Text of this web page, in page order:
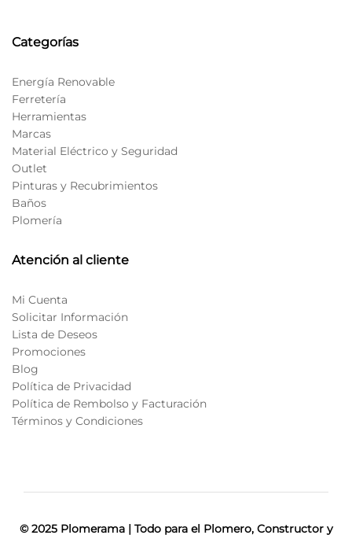
Categorías
Energía Renovable
Ferretería
Herramientas
Marcas
Material Eléctrico y Seguridad
Outlet
Pinturas y Recubrimientos
Baños
Plomería
Atención al cliente
Mi Cuenta
Solicitar Información
Lista de Deseos
Promociones
Blog
Política de Privacidad
Política de Rembolso y Facturación
Términos y Condiciones
© 2025 Plomerama | Todo para el Plomero, Constructor y